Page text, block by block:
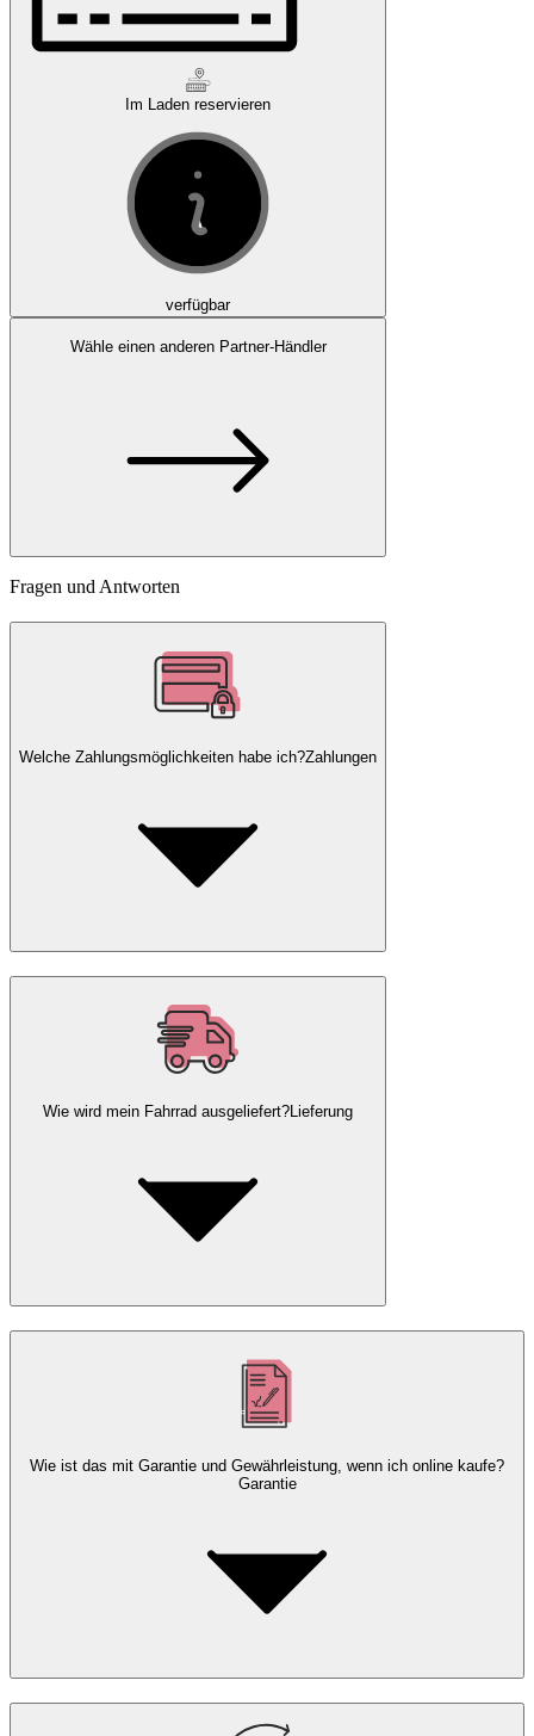
Im Laden reservieren
verfügbar
Wähle einen anderen Partner-Händler
Fragen und Antworten
Welche Zahlungsmöglichkeiten habe ich?Zahlungen
Wie wird mein Fahrrad ausgeliefert? Lieferung
Wie ist das mit Garantie und Gewährleistung, wenn ich online kaufe?
Garantie